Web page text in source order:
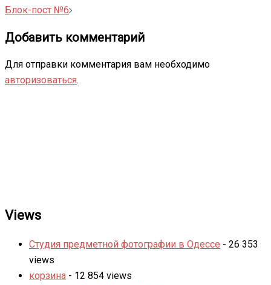
записи
Блок-пост №6
Добавить комментарий
Для отправки комментария вам необходимо
авторизоваться.
Views
Студия предметной фотографии в Одессе - 26 353
views
корзина - 12 854 views